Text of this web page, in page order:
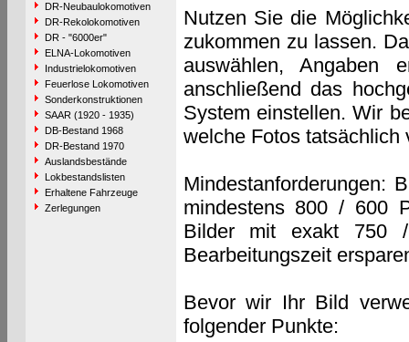
DR-Neubaulokomotiven
DR-Rekolokomotiven
DR - "6000er"
ELNA-Lokomotiven
Industrielokomotiven
Feuerlose Lokomotiven
Sonderkonstruktionen
SAAR (1920 - 1935)
DB-Bestand 1968
DR-Bestand 1970
Auslandsbestände
Lokbestandslisten
Erhaltene Fahrzeuge
Zerlegungen
Nutzen Sie die
zukommen zu lassen.
auswählen, Angaben
anschließend das
System einstellen. Wir
welche Fotos tatsächlich
Mindestanforderungen:
mindestens 800 / 600
Bilder mit exakt 750
Bearbeitungszeit
Bevor wir Ihr Bild
folgender Punkte: